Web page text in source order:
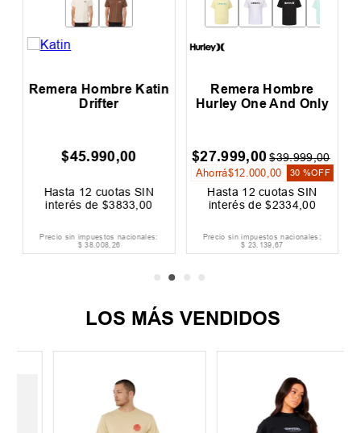
Remera Hombre Katin
Drifter
$45.990,00
Hasta 12 cuotas SIN
interés de $3833,00
Precio sin impuestos nacionales:
$ 38.008,26
Remera Hombre
Hurley One And Only
$27.999,00 $39.999,00
Ahorrá$12.000,00 30 %OFF
Hasta 12 cuotas SIN
interés de$2334,00
Precio sin impuestos nacionales:
$ 23. 139,67
LOS MÁS VENDIDOS